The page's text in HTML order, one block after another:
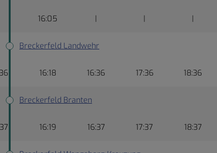
Breckerfeld Landwehr
Breckerfeld Branten
16:05 | | |
16:18 16:36 17:36 18:36
16:19 16:37 17:37 18:37